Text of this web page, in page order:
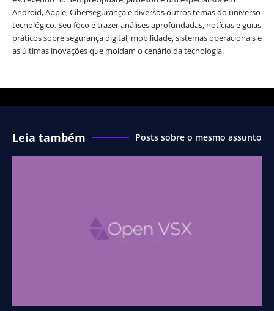
Android, Apple, Cibersegurança e diversos outros temas do universo
tecnológico. Seu foco é trazer análises aprofundadas, notícias e guias
práticos sobre segurança digital, mobilidade, sistemas operacionais e
as últimas inovações que moldam o cenário da tecnologia.
Leia também Posts sobre o mesmo assunto